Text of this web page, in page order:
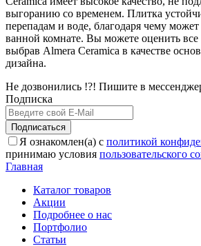
выгоранию со временем. Плитка
перепадам и воде, благодаря чему может
ванной комнате. Вы можете оценить все
выбрав Almera Ceramica в качестве
дизайна.
Не дозвонились !?! Пишите в
Подписка
Подписаться
Я ознакомлен(а) с политикой
принимаю условия пользовательского
Главная
Каталог товаров
Акции
Подробнее о нас
Портфолио
Статьи